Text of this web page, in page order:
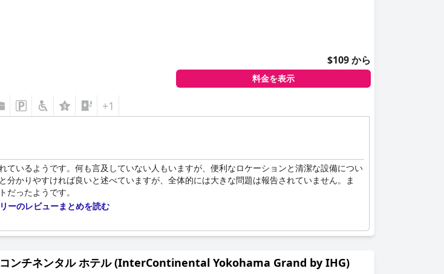
$109 から
料金を表示
+1
いるようです。何も言及していない人もいますが、便利なロケーションと清潔な設備につい
かりやすければ良いと述べていますが、全体的には大きな問題は報告されていません。ま
ったようです。
ーのレビューまとめを読む
コンチネンタル ホテル (InterContinental Yokohama Grand by IHG)